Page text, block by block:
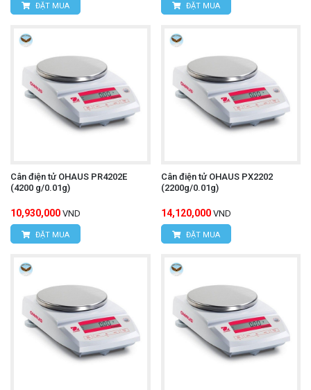
ĐẶT MUA ĐẶT MUA
Cân điện tử OHAUS PR4202E
(4200 g/0.01g)
10,930,000 VND
ĐẶT MUA
Cân điện tử OHAUS PX2202
(2200g/0.01g)
14,120,000 VND
ĐẶT MUA